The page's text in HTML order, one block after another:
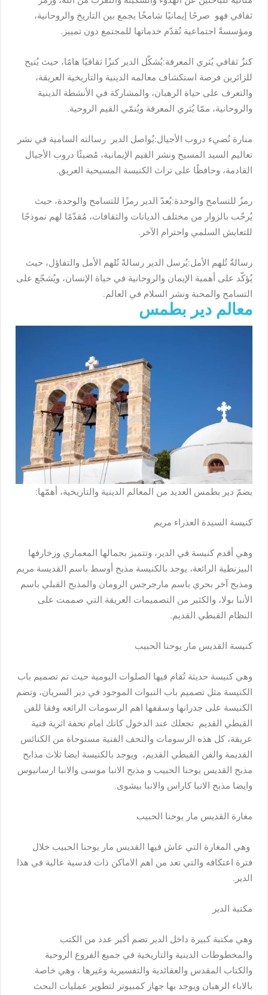
ثقافي فهو صرحًا إيمانيًا شامخًا يجمع بين التاريخ والروحانية،
ومؤسسةً اجتماعية تُقدّم خدماتها للمجتمع دون تمييز.
كنزٌ ثقافي يُثري المعرفة:يُشكّل الدير كنزًا ثقافيًا هامًا، حيث يُتيح
للزائرين فرصة استكشاف معالمه الدينية والتاريخية العريقة،
والتعرف على حياة الرهبان، والمشاركة في الأنشطة الدينية
والروحانية، ممّا يُثري المعرفة ويُنمّي القيم الروحية.
منارة تُضيء دروب الأجيال:يُواصل الدير رسالته السامية في نشر
تعاليم السيد المسيح ونشر القيم الإيمانية، مُضيئًا دروب الأجيال
القادمة، وحافظًا على تراث الكنيسة المسيحية العريق.
رمزٌ للتسامح والوحدة:يُعدّ الدير رمزًا للتسامح والوحدة، حيث
يُرحّب بالزوار من مختلف الديانات والثقافات، مُقدّمًا لهم نموذجًا
للتعايش السلمي واحترام الآخر.
رسالةٌ تُلهم الأمل:يُرسل الدير رسالةً تُلهم الأمل والتفاؤل، حيث
يُؤكّد على أهمية الإيمان والروحانية في حياة الإنسان، ويُشجّع على
التسامح والمحبة ونشر السلام في العالم.
معالم دير بطمس
يضمّ دير بطمس العديد من المعالم الدينية والتاريخية، أهمّها:
كنيسة السيدة العذراء مريم
وهي أقدم كنيسة في الدير، وتتميز بجمالها المعماري وزخارفها
البيزنطية الرائعة، يوجد بالكنيسة مذبح أوسط باسم القديسة مريم
ومذبح آخر بحري باسم مارجرجس الرومان والمذبح القبلي باسم
الأنبا بولا، والكثير من التصميمات العريقة التي صممت على
النظام القبطي القديم.
كنيسة القديس مار يوحنا الحبيب
وهي كنيسة حديثة تُقام فيها الصلوات اليومية حيث تم تصميم باب
الكنيسة مثل تصميم باب النبوات الموجود في دير السريان، وتضم
الكنيسة على جدرانها وسقفها اهم الرسومات الرائعه وفقا للفن
القبطي القديم تجعلك عند الدخول كانك امام تحفة اثرية فنية
عريقة، كل هذه الرسومات والتحف الفنية مستوحاة من الكنائس
القديمة والفن القبطي القديم، ويوجد بالكنيسة ايضا ثلاث مذابح
مذبح القديس يوحنا الحبيب و مذبح الانبا موسى والانبا ارسانيوس
وايضا مذبح الانبا كاراس والانبا بيشوى.
مغارة القديس مار يوحنا الحبيب
وهي المغارة التي عاش فيها القديس مار يوحنا الحبيب خلال
فترة اعتكافه والتي تعد من اهم الاماكن ذات قدسية عالية في هذا
الدير.
مكتبة الدير
وهي مكتبة كبيرة داخل الدير تضم أكبر عدد من الكتب
والمخطوطات الدينية والتاريخية في جميع الفروع الروحية
والكتاب المقدس والعقائدية والتفسيرية وغيرها ، وهي خاصة
بالاباء الرهبان ويوجد بها جهاز كمبيوتر لتطوير عمليات البحث